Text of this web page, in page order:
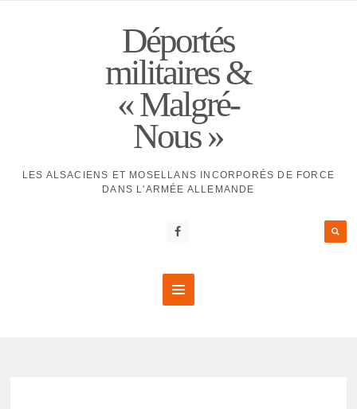
Déportés
militaires &
« Malgré-
Nous »
LES ALSACIENS ET MOSELLANS INCORPORÉS DE FORCE
DANS L'ARMÉE ALLEMANDE